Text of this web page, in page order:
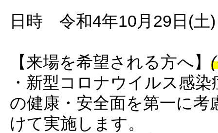
日時 令和4年10月29日(
【来場を希望される方へ】
・新型コロナウイルス感
の健康・安全面を第一に
けて実施します。